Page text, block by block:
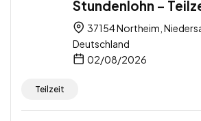
Stundenlohn –
37154 Northeim,
Deutschland
02/08/2026
Teilzeit